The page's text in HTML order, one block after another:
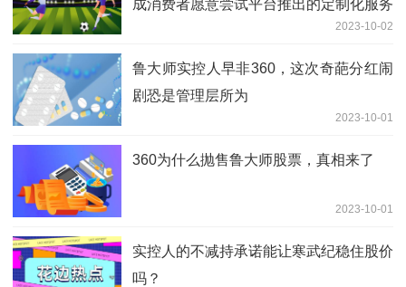
成消费者愿意尝试平台推出的定制化服务
2023-10-02
鲁大师实控人早非360，这次奇葩分红闹
剧恐是管理层所为
2023-10-01
360为什么抛售鲁大师股票，真相来了
2023-10-01
实控人的不减持承诺能让寒武纪稳住股价
吗？